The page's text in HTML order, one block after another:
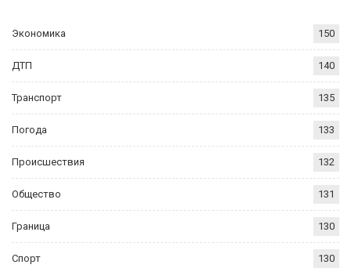
Экономика 150
ДТП 140
Транспорт 135
Погода 133
Происшествия 132
Общество 131
Граница 130
Спорт 130